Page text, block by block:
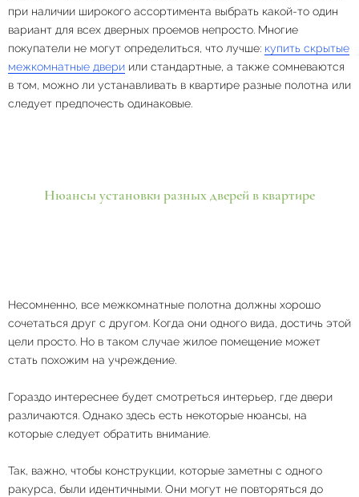
при наличии широкого ассортимента выбрать какой-то один
вариант для всех дверных проемов непросто. Многие
покупатели не могут определиться, что лучше: купить скрытые
межкомнатные двери или стандартные, а также сомневаются
в том, можно ли устанавливать в квартире разные полотна или
следует предпочесть одинаковые.
Нюансы установки разных дверей в квартире
Несомненно, все межкомнатные полотна должны хорошо
сочетаться друг с другом. Когда они одного вида, достичь этой
цели просто. Но в таком случае жилое помещение может
стать похожим на учреждение.
Гораздо интереснее будет смотреться интерьер, где двери
различаются. Однако здесь есть некоторые нюансы, на
которые следует обратить внимание.
Так, важно, чтобы конструкции, которые заметны с одного
ракурса, были идентичными. Они могут не повторяться до